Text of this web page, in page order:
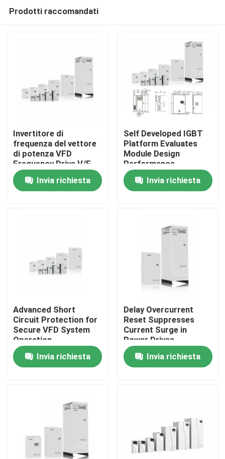
Casa.
Su di noi
Controllo della qualità
Contattaci
Chiedi un preventivo
azionamento variabile di frequenza del vfd
Prodotti raccomandati
Invertitore di
frequenza del vettore
di potenza VFD
Frequency Drive V/F
Controllo 200-240V
1PH/3PH Voltaggio di
ingresso Vibrazione
Invia richiesta
Self Developed IGBT
Platform Evaluates
Module Design
Performance
Invia richiesta
Advanced Short
Circuit Protection for
Secure VFD System
Operation
Invia richiesta
Delay Overcurrent
Reset Suppresses
Current Surge in
Power Drives
Invia richiesta